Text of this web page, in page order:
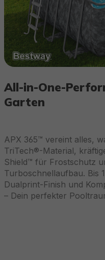
All-in-One-
Garten
APX 365™ vereint alles,
TriTech®-Material,
Shield™ für Frostschutz
Turboschnellaufbau. Bis
Dualprint-Finish und
– Dein perfekter